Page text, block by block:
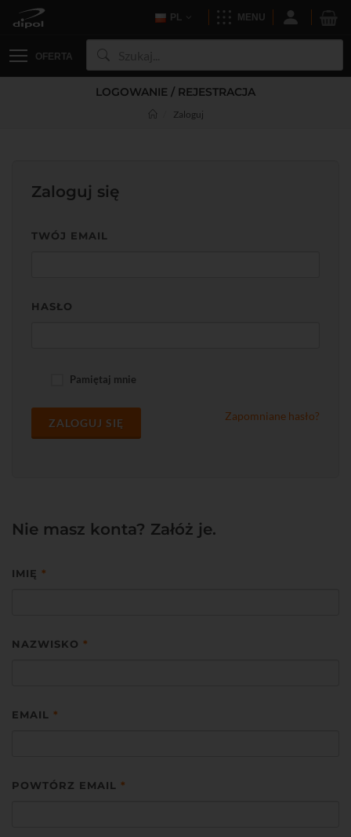
PL MENU
OFERTA
LOGOWANIE / REJESTRACJA
Zaloguj
Zaloguj się
TWÓJ EMAIL
HASŁO
Pamiętaj mnie
ZALOGUJ SIĘ
Zapomniane hasło?
Nie masz konta? Załóż je.
IMIĘ *
NAZWISKO *
EMAIL *
POWTÓRZ EMAIL *